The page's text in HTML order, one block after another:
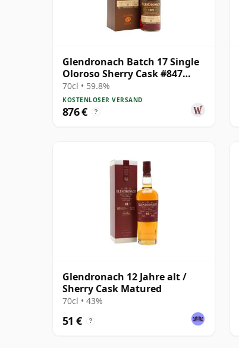
Glendronach Batch 17 Single
Oloroso Sherry Cask #847
1992 26 Jahre alt
70cl • 59.8%
KOSTENLOSER VERSAND
876 € ?
Glendronach 12 Jahre alt /
Sherry Cask Matured
70cl • 43%
51 € ?